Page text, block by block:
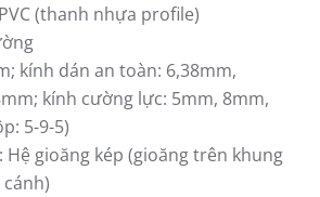
(thanh nhựa profile)
kính dán an toàn: 6,38mm,
kính cường lực: 5mm, 8mm,
5-9-5)
Hệ gioăng kép (gioăng trên khung